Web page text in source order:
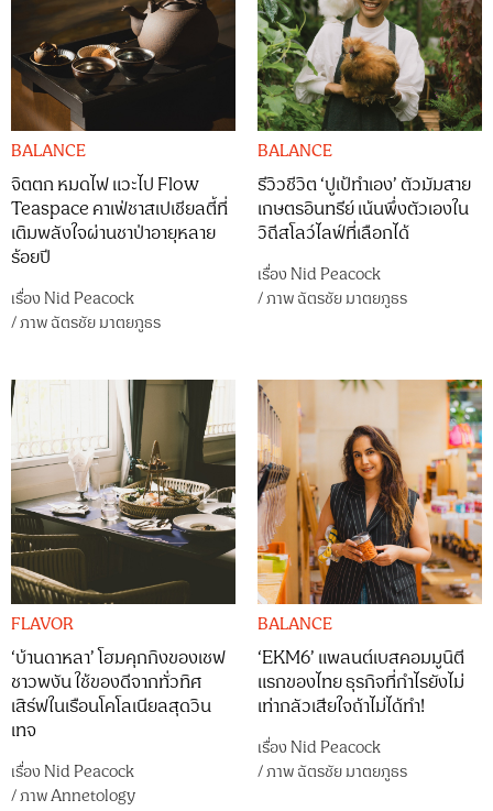
BALANCE
จิตตก หมดไฟ แวะไป Flow
Teaspace คาเฟ่ชาสเปเชียลตี้ที่
เติมพลังใจผ่านชาป่าอายุหลาย
ร้อยปี
เรื่อง Nid Peacock
/ภาพฉัตรชัย มาตยภูธร
BALANCE
รีวิวชีวิต ‘ปูเป้ทําเอง’ ตัวมัมสาย
เกษตรอินทรีย์ เน้นพึ่งตัวเองใน
วิถีสโลว์ไลฟ์ที่เลือกได้
เรื่อง Nid Peacock
/ภาพฉัตรชัย มาตยภูธร
FLAVOR
‘บ้านดาหลา’ โฮมคุกกิงของเชฟ
ชาวพงัน ใช้ของดีจากทั่วทิศ
เสิร์ฟในเรือนโคโลเนียลสุดวิน
เทจ
เรื่อง Nid Peacock
/ภาพAnnetology
BALANCE
‘EKM6’ แพลนต์เบสคอมมูนิตี
แรกของไทย ธุรกิจที่กำไรยังไม่
เท่ากลัวเสียใจถ้าไม่ได้ทำ!
เรื่อง Nid Peacock
/ภาพฉัตรชัย มาตยภูธร